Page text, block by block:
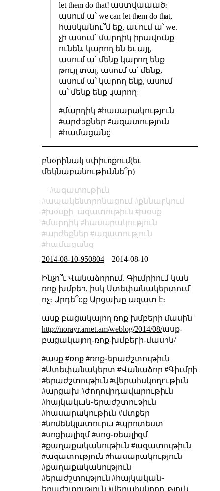
let them do that! աստվաաած։
ասում ա՝ we can let them do that,
հասկանու՞մ եք, ասում ա՝ we.
չի ասում՝ մարդիկ իրավունք
ունեն, կարող են եւ այլ,
ասում ա՝ մենք կարող ենք
թույլ տալ, ասում ա՝ մենք,
ասում ա՝ կարող ենք, ասում
ա՝ մենք ենք կարող։
#մարդիկ #հասարակություն
#արժեքներ #ազատություն
#համացանց
բնօրինակ սփիւռքում(եւ
մեկնաբանութիւննե՞ր)
ազատութիւն
ապակենտրոնացում
քննարկում
խօսքի_ազատութիւն
խօսք
մարդիկ
հասարակություն
արժեքներ
ազատություն
համացանց
2014-08-10-950804– 2014-08-10
Ինչո՞ւ Վանաձորում, Գիւմրիում կան
ռոք խմբեր, իսկ Ստեփանակերտում՝
ոչ։ Արդե՞օք Արցախը ազատ է։
ասք բացակայող ռոք խմբերի մասին՝
http://norayr.arnet.am/weblog/2014/08/ասք-
բացակայող-ռոք-խմբերի-մասին/
#ասք #ռոք #ռոք֊երաժշտութիւն
#Ստեփանակերտ #Վանաձոր #Գիւմրի
#երաժշտութիւն #վերահսկողութիւն
#արցախ #ժողովրդավարութիւն
#հայկական֊երաժշտութիւն
#հասարակութիւն #մտքեր
#նոմենկլատուրա #պրոտեստ
#սոցիալիզմ #սոց֊ռեալիզմ
#քաղաքականութիւն #ազատութիւն
#ազատություն #հասարակություն
#քաղաքականություն
#երաժշտություն #հայկական֊
երաժշտություն #վերահսկողություն